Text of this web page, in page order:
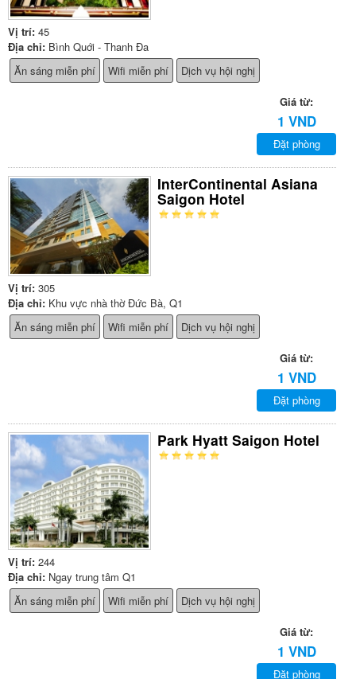
Vị trí: 45
Địa chỉ: Bình Quới - Thanh Đa
Ăn sáng miễn phí
Wifi miễn phí Dịch vụ hội nghị
Giá từ:
1 VND
Đặt phòng
InterContinental Asiana
Saigon Hotel
Vị trí: 305
Địa chỉ: Khu vực nhà thờ Đức Bà, Q1
Ăn sáng miễn phí
Wifi miễn phí Dịch vụ hội nghị
Giá từ:
1 VND
Đặt phòng
Park Hyatt Saigon Hotel
Vị trí: 244
Địa chỉ: Ngay trung tâm Q1
Ăn sáng miễn phí
Wifi miễn phí Dịch vụ hội nghị
Giá từ:
1 VND
Đặt phòng